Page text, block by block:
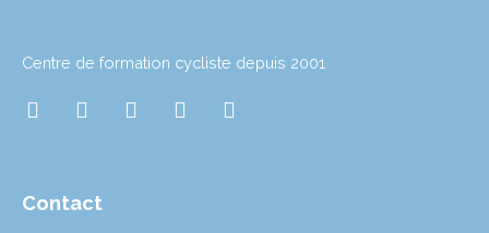
Centre de formation cycliste depuis 2001
I
a
g
T
t
e
T
L
Y
Contact